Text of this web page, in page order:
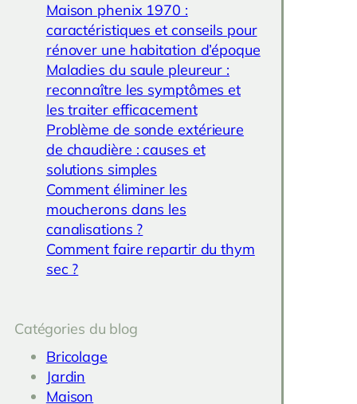
Maison phenix 1970 :
caractéristiques et conseils pour
rénover une habitation d’époque
Maladies du saule pleureur :
reconnaître les symptômes et
les traiter efficacement
Problème de sonde extérieure
de chaudière : causes et
solutions simples
Comment éliminer les
moucherons dans les
canalisations ?
Comment faire repartir du thym
sec ?
Catégories du blog
Bricolage
Jardin
Maison